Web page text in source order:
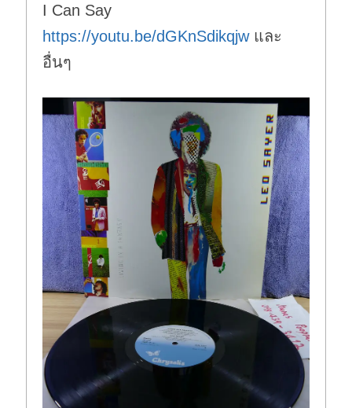
I Can Say
https://youtu.be/dGKnSdikqjwและ
อื่นๆ